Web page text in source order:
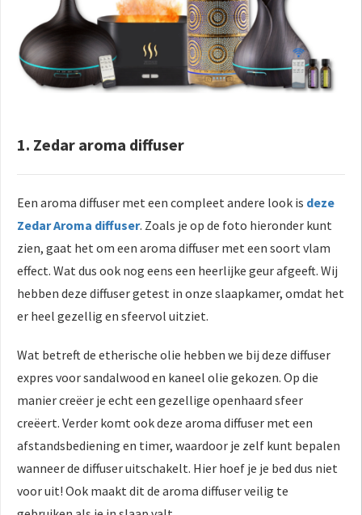
1. Zedar aroma diffuser
Een aroma diffuser met een compleet andere look is deze
Zedar Aroma diffuser. Zoals je op de foto hieronder kunt
zien, gaat het om een aroma diffuser met een soort vlam
effect. Wat dus ook nog eens een heerlijke geur afgeeft. Wij
hebben deze diffuser getest in onze slaapkamer, omdat het
er heel gezellig en sfeervol uitziet.
Wat betreft de etherische olie hebben we bij deze diffuser
expres voor sandalwood en kaneel olie gekozen. Op die
manier creëer je echt een gezellige openhaard sfeer
creëert. Verder komt ook deze aroma diffuser met een
afstandsbediening en timer, waardoor je zelf kunt bepalen
wanneer de diffuser uitschakelt. Hier hoef je je bed dus niet
voor uit! Ook maakt dit de aroma diffuser veilig te